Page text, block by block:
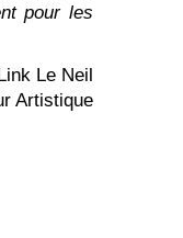
pour les
Le Neil
Artistique